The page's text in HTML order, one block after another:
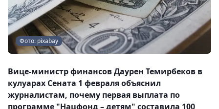
Фото: pixabay
Вице-министр финансов Даурен Темирбеков в
кулуарах Сената 1 февраля объяснил
журналистам, почему первая выплата по
программе "Нацфонд – детям" составила 100